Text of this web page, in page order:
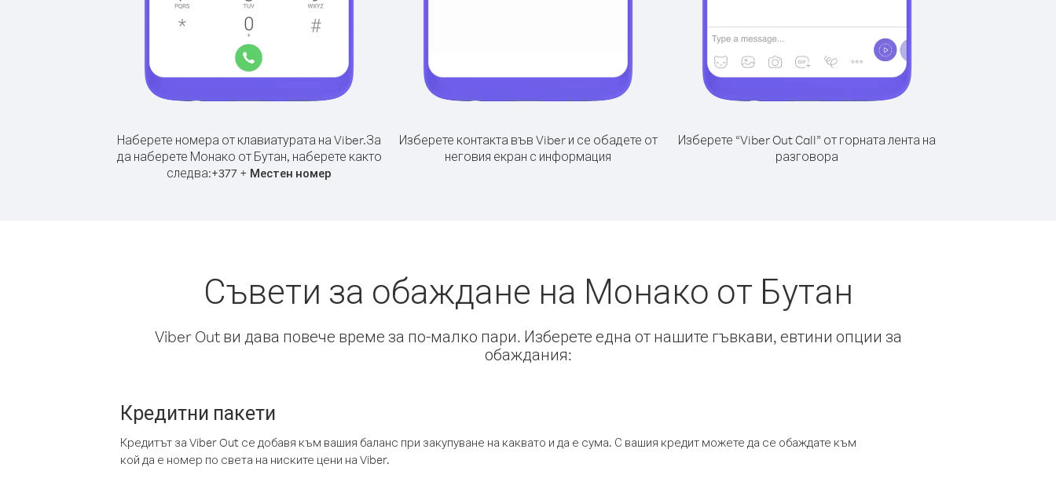
Наберете номера от клавиатурата на Viber.За
да наберете Монако от Бутан, наберете както
следва:+377 + Местен номер
Изберете контакта във Viber и се обадете от
неговия екран с информация
Изберете “Viber Out Call” от горната лента на
разговора
Съвети за обаждане на Монако от Бутан
Viber Out ви дава повече време за по-малко пари. Изберете една от нашите гъвкави, евтини опции за
обаждания:
Кредитни пакети
Кредитът за Viber Out се добавя към вашия баланс при закупуване на каквато и да е сума. С вашия кредит можете да се обаждате към
кой да е номер по света на ниските цени на Viber.